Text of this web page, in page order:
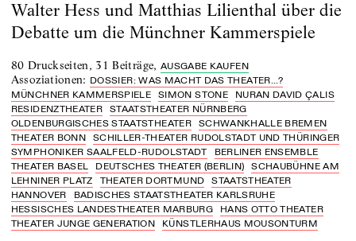
Walter Hess und Matthias Lilienthal über die
Debatte um die Münchner Kammerspiele
80 Druckseiten, 31 Beiträge, AUSGABE KAUFEN
Assoziationen: DOSSIER: WAS MACHT DAS THEATER...?
MÜNCHNER KAMMERSPIELE
SIMON STONE
NURAN DAVID ÇALIS
RESIDENZTHEATER STAATSTHEATER NÜRNBERG
OLDENBURGISCHES STAATSTHEATER
SCHWANKHALLE BREMEN
THEATER BONN
SCHILLER-THEATER RUDOLSTADT UND THÜRINGER
SYMPHONIKER SAALFELD-RUDOLSTADT
BERLINER ENSEMBLE
THEATER BASEL
DEUTSCHES THEATER (BERLIN)
SCHAUBÜHNE AM
LEHNINER PLATZ
THEATER DORTMUND
STAATSTHEATER
HANNOVER
BADISCHES STAATSTHEATER KARLSRUHE
HESSISCHES LANDESTHEATER MARBURG
HANS OTTO THEATER
THEATER JUNGE GENERATION
KÜNSTLERHAUS MOUSONTURM